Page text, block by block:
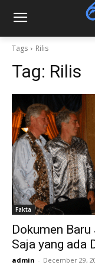
Tags Rilis
Tag: Rilis
Fakta
Dokumen
Saja yang ada
admin - December 29,